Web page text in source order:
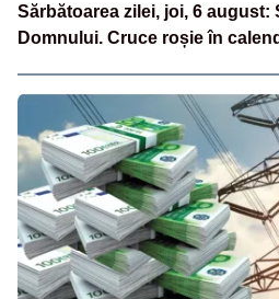
Sărbătoarea zilei, joi, 6 august:
Domnului. Cruce roșie în